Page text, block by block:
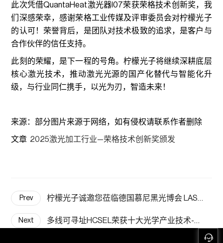
此次凭借QuantaHeat激光器I07荣获荣格技术创新奖，我
们深感荣幸，感谢荣格工业传媒及评审委员会对柠檬光子
的认可！荣誉背后，是团队对技术极致的追求，是客户与
合作伙伴的信任支持。
此刻的荣耀，是下一程的号角。柠檬光子将继续深耕底层
核心激光技术，推动激光光源的国产化替代与智能化升
级，与行业同仁携手，以光为刃，智造未来！
来源：部分图片来源于网络，如有侵权请联系作者删除
文章 2025激光加工行业—荣格技术创新奖颁发
Prev 柠檬光子诚邀您莅临德国慕尼黑光博会 LASER World of PHOTONICS 2025
多线可寻址HCSEL荣获十大光学产业技术-创新奖 柠檬光子
Next